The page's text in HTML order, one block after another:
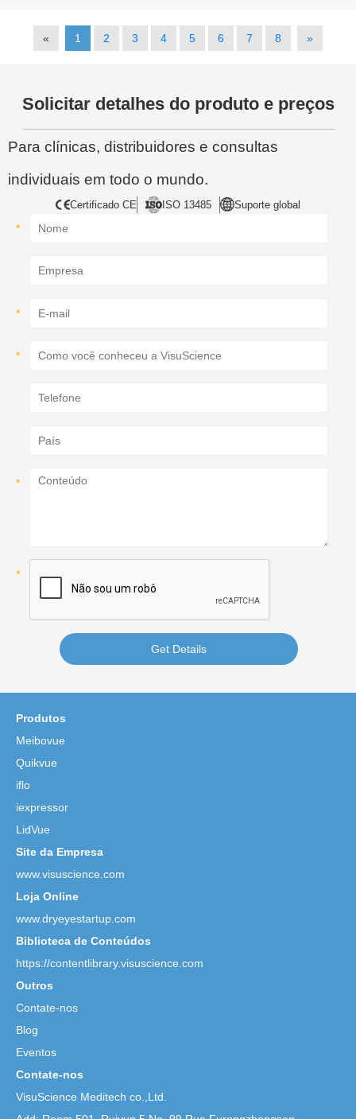
« 1 2 3 4 5 6 7 8 »
Solicitar detalhes do produto e preços
Para clínicas, distribuidores e consultas
individuais em todo o mundo.
Certificado CE ISO 13485 Suporte global
Get Details
Produtos
Meibovue
Quikvue
iflo
iexpressor
LidVue
Site da Empresa
www.visuscience.com
Loja Online
www.dryeyestartup.com
Biblioteca de Conteúdos
https://contentlibrary.visuscience.com
Outros
Contate-nos
Blog
Eventos
Contate-nos
VisuScience Meditech co.,Ltd.